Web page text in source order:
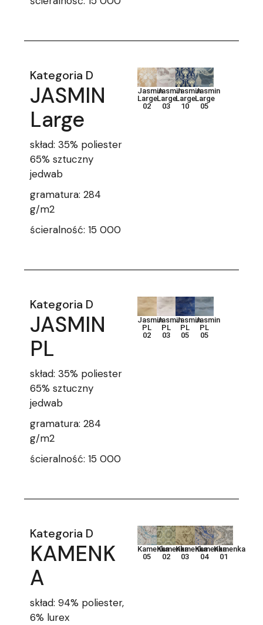
Kategoria D
JASMIN
Large
skład: 35% poliester
65% sztuczny
jedwab
gramatura: 284
g/m2
ścieralność: 15 000
Jasmin
Large
02
Jasmin
Large
03
Jasmin
Large
10
Jasmin
Large
05
Kategoria D
JASMIN
PL
skład: 35% poliester
65% sztuczny
jedwab
gramatura: 284
g/m2
ścieralność: 15 000
Jasmin
PL
02
Jasmin
PL
03
Jasmin
PL
05
Jasmin
PL
05
Kategoria D
KAMENK
A
skład: 94% poliester,
6% lurex
Kamenka
05
Kamenka
02
Kamenka
03
Kamenka
04
Kamenka
01